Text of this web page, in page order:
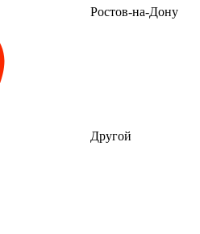
Ростов-на-Дону
Другой